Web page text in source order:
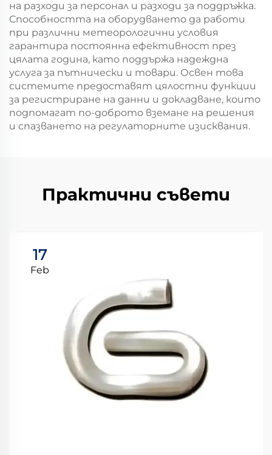
на разходи за персонал и разходи за поддръжка.
Способността на оборудването да работи
при различни метеорологични условия
гарантира постоянна ефективност през
цялата година, като поддържа надеждна
услуга за пътнически и товари. Освен това
системите предоставят цялостни функции
за регистриране на данни и докладване, които
подпомагат по-доброто вземане на решения
и спазването на регулаторните изисквания.
Практични съвети
17
Feb